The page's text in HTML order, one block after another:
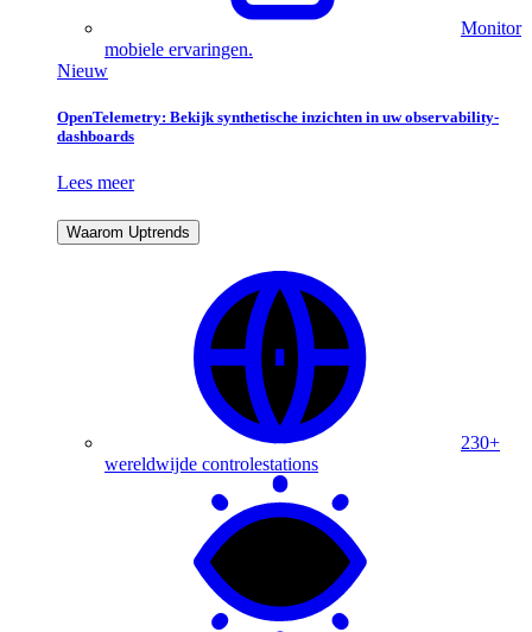
Monitor
mobiele ervaringen.
Nieuw
OpenTelemetry: Bekijk synthetische inzichten in uw observability-
dashboards
Lees meer
Waarom Uptrends
230+
wereldwijde controlestations